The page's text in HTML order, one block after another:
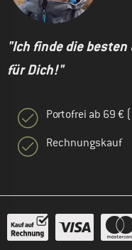
"Ich finde die
für Dich!"
Portofrei ab 69 €
Rechnungskauf